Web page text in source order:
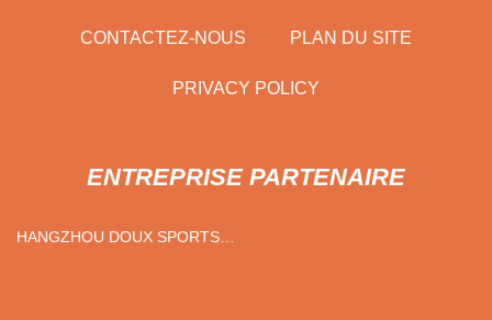
CONTACTEZ-NOUS PLAN DU SITE
PRIVACY POLICY
ENTREPRISE PARTENAIRE
HANGZHOU DOUX SPORTS